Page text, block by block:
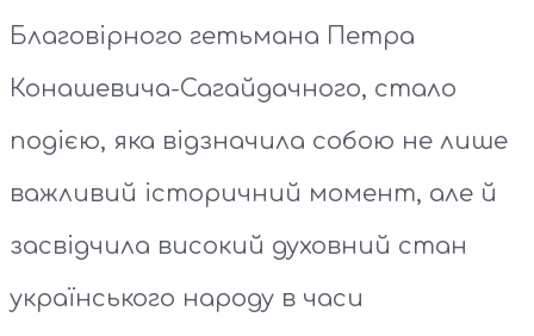
Благовірного гетьмана Петра
Конашевича-Сагайдачного, стало
подією, яка відзначила собою не лише
важливий історичний момент, але й
засвідчила високий духовний стан
українського народу в часи